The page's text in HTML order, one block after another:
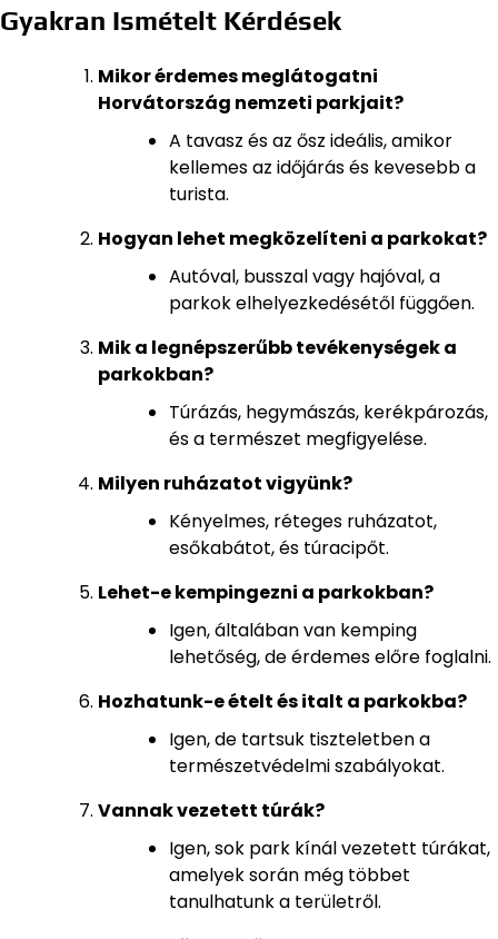
Gyakran Ismételt Kérdések
Mikor érdemes meglátogatni
Horvátország nemzeti parkjait?
A tavasz és az ősz ideális, amikor
kellemes az időjárás és kevesebb a
turista.
Hogyan lehet megközelíteni a parkokat?
Autóval, busszal vagy hajóval, a
parkok elhelyezkedésétől függően.
Mik a legnépszerűbb tevékenységek a
parkokban?
Túrázás, hegymászás, kerékpározás,
és a természet megfigyelése.
Milyen ruházatot vigyünk?
Kényelmes, réteges ruházatot,
esőkabátot, és túracipőt.
Lehet-e kempingezni a parkokban?
Igen, általában van kemping
lehetőség, de érdemes előre foglalni.
Hozhatunk-e ételt és italt a parkokba?
Igen, de tartsuk tiszteletben a
természetvédelmi szabályokat.
Vannak vezetett túrák?
Igen, sok park kínál vezetett túrákat,
amelyek során még többet
tanulhatunk a területről.